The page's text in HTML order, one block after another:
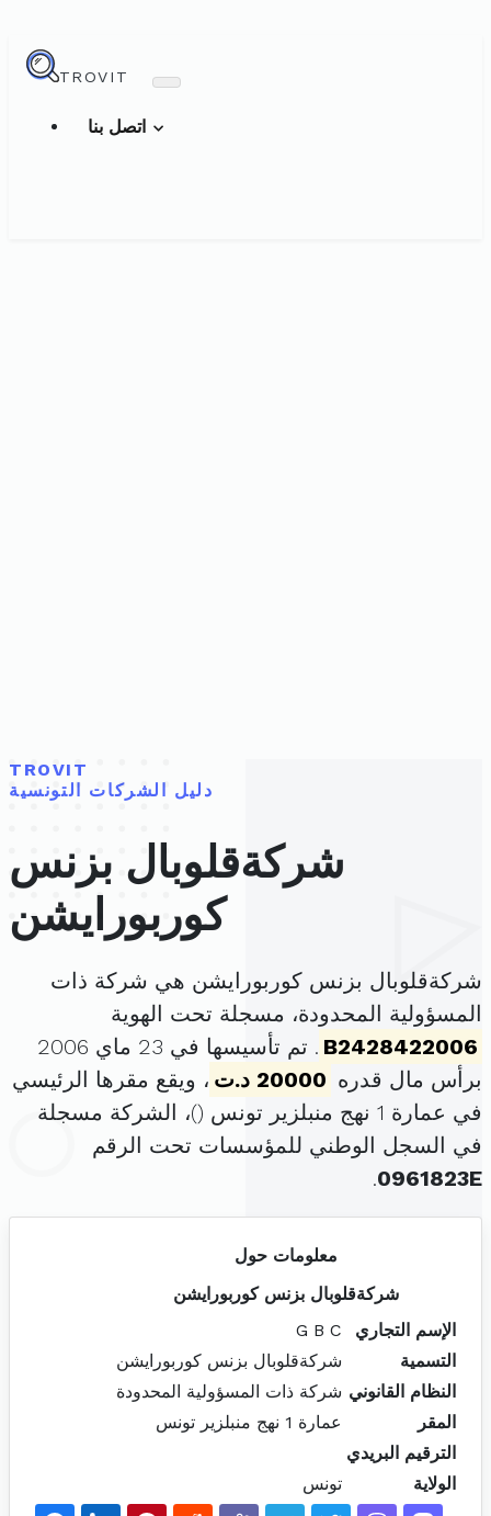
TROVIT
TROVIT
دليل الشركات التونسية
شركةقلوبال بزنس
كوربورايشن
شركةقلوبال بزنس كوربورايشن هي شركة ذات
المسؤولية المحدودة، مسجلة تحت الهوية
B2428422006
. تم تأسيسها في 23 ماي 2006
برأس مال قدره 20000 د.ت
، ويقع مقرها الرئيسي
في عمارة 1 نهج منبلزير تونس (
)، الشركة مسجلة
في السجل الوطني للمؤسسات تحت الرقم
0961823E
.
معلومات حول
شركةقلوبال بزنس كوربورايشن
الإسم التجاري
G B C
التسمية
شركةقلوبال بزنس كوربورايشن
النظام القانوني شركة ذات المسؤولية المحدودة
المقر
عمارة 1 نهج منبلزير تونس
الترقيم البريدي
الولاية
تونس